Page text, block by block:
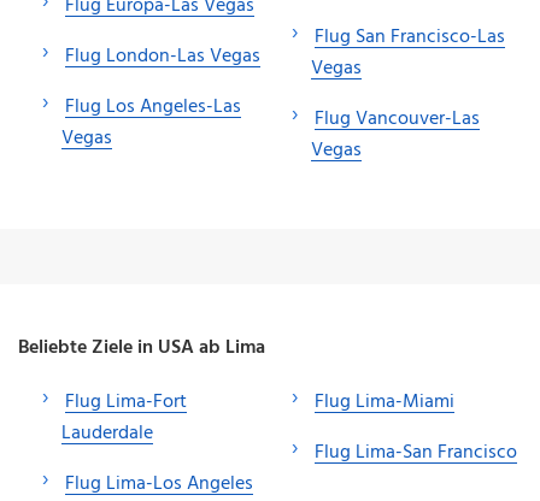
Flug London-Las Vegas
Flug Los Angeles-Las
Vegas
Flug San Francisco-Las
Vegas
Flug Vancouver-Las
Vegas
Beliebte Ziele in USA ab Lima
Flug Lima-Fort
Lauderdale
Flug Lima-Los Angeles
Flug Lima-Miami
Flug Lima-San Francisco